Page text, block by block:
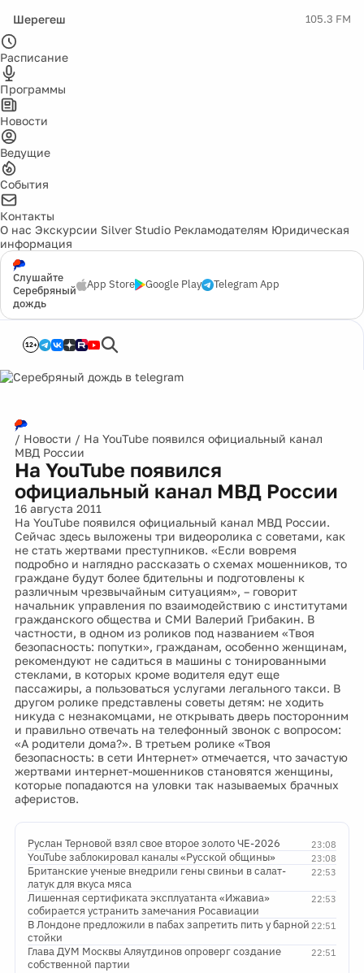
Шерегеш 105.3 FM
Расписание
Программы
Новости
Ведущие
События
Контакты
О нас Экскурсии Silver Studio Рекламодателям Юридическая
информация
Слушайте
Серебряный
дождь
App Store Google Play Telegram App
12+
/ Новости / На YouTube появился официальный канал
МВД России
На YouTube появился
официальный канал МВД России
16 августа 2011
На YouTube появился официальный канал МВД России.
Сейчас здесь выложены три видеоролика с советами, как
не стать жертвами преступников. «Если вовремя
подробно и наглядно рассказать о схемах мошенников, то
граждане будут более бдительны и подготовлены к
различным чрезвычайным ситуациям», – говорит
начальник управления по взаимодействию с институтами
гражданского общества и СМИ Валерий Грибакин. В
частности, в одном из роликов под названием «Твоя
безопасность: попутки», гражданам, особенно женщинам,
рекомендуют не садиться в машины с тонированными
стеклами, в которых кроме водителя едут еще
пассажиры, а пользоваться услугами легального такси. В
другом ролике представлены советы детям: не ходить
никуда с незнакомцами, не открывать дверь посторонним
и правильно отвечать на телефонный звонок с вопросом:
«А родители дома?». В третьем ролике «Твоя
безопасность: в сети Интернет» отмечается, что зачастую
жертвами интернет-мошенников становятся женщины,
которые попадаются на уловки так называемых брачных
аферистов.
23:08
Руслан Терновой взял свое второе золото ЧЕ-2026
23:08
YouTube заблокировал каналы «Русской общины»
22:53
Британские ученые внедрили гены свиньи в салат-
латук для вкуса мяса
22:53
Лишенная сертификата эксплуатанта «Ижавиа»
собирается устранить замечания Росавиации
22:51
В Лондоне предложили в пабах запретить пить у барной
стойки
22:51
Глава ДУМ Москвы Аляутдинов опроверг создание
собственной партии